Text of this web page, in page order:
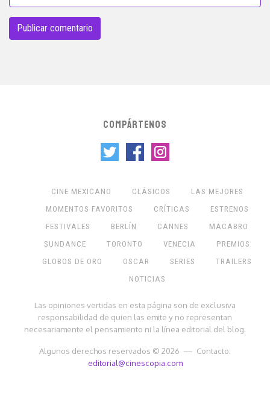
COMPÁRTENOS
CINE MEXICANO CLÁSICOS
LAS MEJORES
MOMENTOS FAVORITOS
CRÍTICAS
ESTRENOS
FESTIVALES
BERLÍN CANNES
MACABRO
SUNDANCE
TORONTO VENECIA
PREMIOS
GLOBOS DE ORO
OSCAR SERIES
TRAILERS
NOTICIAS
Las opiniones vertidas en esta página son de exclusiva
responsabilidad de quien las emite y no representan
necesariamente el pensamiento ni la línea editorial del blog.
Algunos derechos reservados © 2026 — Contacto:
editorial@cinescopia.com